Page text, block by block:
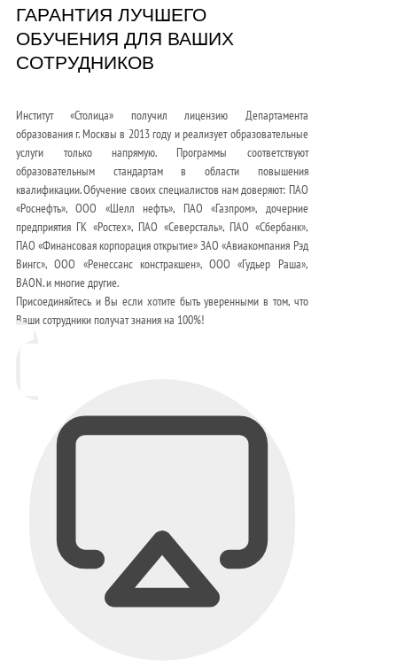
ГАРАНТИЯ ЛУЧШЕГО
ОБУЧЕНИЯ ДЛЯ ВАШИХ
СОТРУДНИКОВ
Институт «Столица» получил лицензию Департамента
образования г. Москвы в 2013 году и реализует образовательные
услуги только напрямую. Программы соответствуют
образовательным стандартам в области повышения
квалификации. Обучение своих специалистов нам доверяют: ПАО
«Роснефть», ООО «Шелл нефть», ПАО «Газпром», дочерние
предприятия ГК «Ростех», ПАО «Северсталь», ПАО «Сбербанк»,
ПАО «Финансовая корпорация открытие» ЗАО «Авиакомпания Рэд
Вингс», ООО «Ренессанс констракшен», ООО «Гудьер Раша»,
BAON. и многие другие.
Присоединяйтесь и Вы если хотите быть уверенными в том, что
Ваши сотрудники получат знания на 100%!